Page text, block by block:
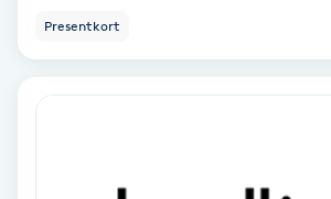
Extensions borttagning
Presentkort